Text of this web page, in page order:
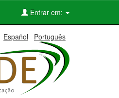
Entrar em:
Español Português